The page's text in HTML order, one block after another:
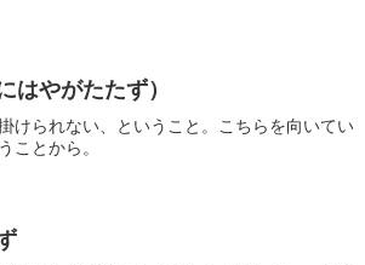
はやがたたず）
けられない、ということ。こちらを向いてい
ことから。